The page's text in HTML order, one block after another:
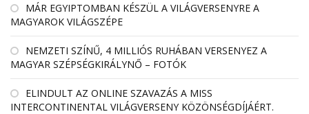
MÁR EGYIPTOMBAN KÉSZÜL A VILÁGVERSENYRE A
MAGYAROK VILÁGSZÉPE
NEMZETI SZÍNŰ, 4 MILLIÓS RUHÁBAN VERSENYEZ A
MAGYAR SZÉPSÉGKIRÁLYNŐ – FOTÓK
ELINDULT AZ ONLINE SZAVAZÁS A MISS
INTERCONTINENTAL VILÁGVERSENY KÖZÖNSÉGDÍJÁÉRT.